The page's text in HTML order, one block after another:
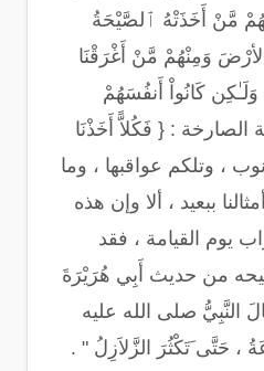
مَّنْ أَخَذَتْهُ ٱلصَّيْحَةُ
وَمِنْهُمْ مَّنْ أَغْرَقْنَا
كَانُواْ أَنفُسَهُمْ
الصارخة : { فَكُلاًّ أَخَذْنَا
، وتلكم عواقبها ، وما
ببعيد ، ألا وإن هذه
يوم القيامة ، فقد
من حديث أَبِي هُرَيْرَةَ
النَّبِيُّ صلى الله عليه
، حَتَّى َتَكْثُرَ الزَّلاَزِلُ " .